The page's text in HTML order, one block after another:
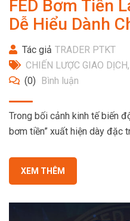
FED Bơm Tiền
Dễ Hiểu Dành
Tác giả TRADER PTKT
CHIẾN LƯỢC GIAO DỊCH,
(0) Bình luận
Trong bối cảnh kinh tế biến
bơm tiền” xuất hiện dày đặc
XEM THÊM